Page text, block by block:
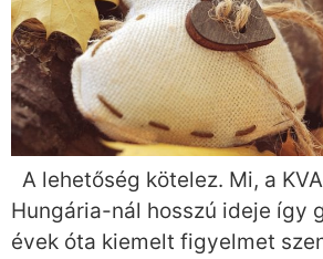
A lehetőség kötelez. Mi, a
Hungária-nál hosszú ideje így
évek óta kiemelt figyelmet